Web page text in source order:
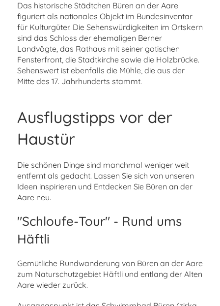
Das historische Städtchen Büren an der Aare
figuriert als nationales Objekt im Bundesinventar
für Kulturgüter. Die Sehenswürdigkeiten im Ortskern
sind das Schloss der ehemaligen Berner
Landvögte, das Rathaus mit seiner gotischen
Fensterfront, die Stadtkirche sowie die Holzbrücke.
Sehenswert ist ebenfalls die Mühle, die aus der
Mitte des 17. Jahrhunderts stammt.
Ausflugstipps vor der
Haustür
Die schönen Dinge sind manchmal weniger weit
entfernt als gedacht. Lassen Sie sich von unseren
Ideen inspirieren und Entdecken Sie Büren an der
Aare neu.
"Schloufe-Tour" - Rund ums
Häftli
Gemütliche Rundwanderung von Büren an der Aare
zum Naturschutzgebiet Häftli und entlang der Alten
Aare wieder zurück.